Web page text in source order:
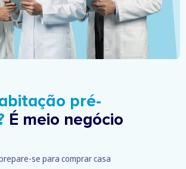
pré-
É meio negócio
se para comprar casa